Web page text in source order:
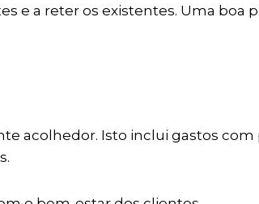
e a reter os existentes. Uma boa
acolhedor. Isto inclui gastos